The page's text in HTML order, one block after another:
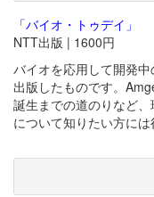
「バイオ・トゥデイ」
NTT出版 | 1600円
バイオを応用して開発
出版したものです。
誕生までの道のりなど
について知りたい方には